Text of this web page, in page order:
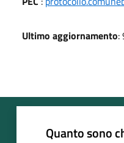
Ultimo aggiornamento:
Quanto sono